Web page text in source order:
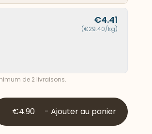
€4.41
(€29.40/kg)
de 2 livraisons.
€4.90 - Ajouter au panier